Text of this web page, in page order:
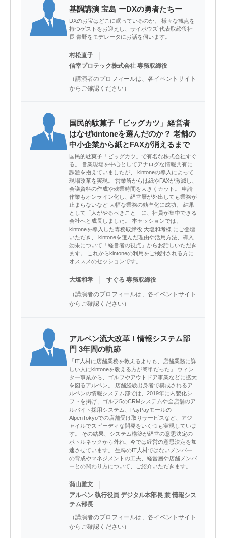
基調講演 宝島 ーDXの勇者たちー
DXのお宝はどこに眠っているのか。 様々な観点を
持つゲストをお迎えし、サイボウズ 代表取締役社
長 青野をモデレータにお話を伺います。
村松直子
信幸プロテック株式会社 専務取締役
（講演者のプロフィールは、各イベントサイト
からご確認ください）
国民的駄菓子「ビッグカツ」経営者
はなぜkintoneを選んだのか？ 老舗の
中小企業から紙とFAXが消えるまで
国民的駄菓子「ビッグカツ」で有名な株式会社すぐ
る。 営業現場を中心としてアナログな情報共有に
課題を抱えていましたが、 kintoneの導入によって
現場改革を実現。 営業所からは紙やFAXが激減し、
会議資料の作成や残業時間を大きくカット。 申請
作業もオンライン化し、経営層が外出しても業務が
止まらないなど 大幅な業務の効率化に成功。 結果
として「人がやるべきこと」に、社員が集中できる
会社へと成長しました。 本セッションでは、
kintoneを導入した専務取締役 大塩和考様 にご登壇
いただき、 kintoneを選んだ理由や活用方法、導入
効果について「経営者の視点」からお話しいただき
ます。 これからkintoneの利用をご検討される方に
オススメのセッションです。
大塩和孝 すぐる 専務取締役
（講演者のプロフィールは、各イベントサイト
からご確認ください）
アルペン流大改革！情報システム部
門 3年間の軌跡
「IT人材に店舗業務を教えるよりも、店舗業務に詳
しい人にkintoneを教える方が簡単だった」 ウィン
ター事業から、ゴルフやアウトドア事業などに拡大
を図るアルペン。 店舗経験出身者で構成されるア
ルペンの情報システム部では、2019年に内製化シ
フトを掲げ、ゴルフ5のCRMシステムや全店舗のア
ルバイト採用システム、PayPayモールの
AlpenTokyoでの店舗受け取りサービスなど、アジ
ャイルでスピーディな開発をいくつも実現していま
す。 その結果、システム構築が経営の意思決定の
ボトルネックから外れ、今では経営の意思決定を加
速させています。 生粋のIT人材ではないメンバー
の育成やマネジメントの工夫、経営層や店舗メンバ
ーとの関わり方について、ご紹介いただきます。
蒲山雅文
アルペン 執行役員 デジタル本部長 兼 情報シス
テム部長
（講演者のプロフィールは、各イベントサイト
からご確認ください）